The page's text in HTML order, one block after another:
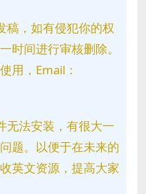
稿，如有侵犯你的权
时间进行审核删除。
用，Email：
无法安装，有很大一
题。以便于在未来的
英文资源，提高大家